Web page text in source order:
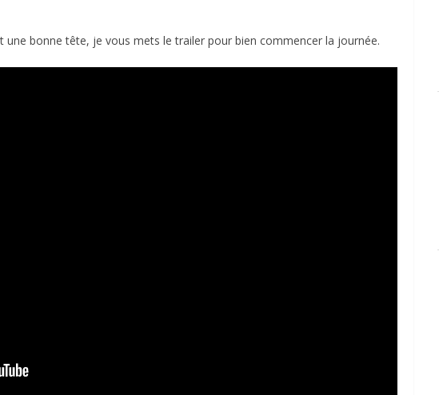
une bonne tête, je vous mets le trailer pour bien commencer la journée.